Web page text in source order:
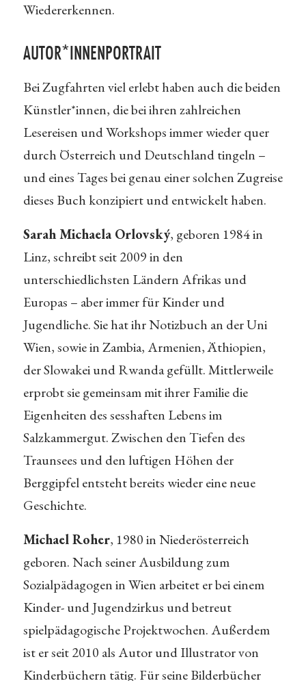
Wiedererkennen.
AUTOR*INNENPORTRAIT
Bei Zugfahrten viel erlebt haben auch die beiden
Künstler*innen, die bei ihren zahlreichen
Lesereisen und Workshops immer wieder quer
durch Österreich und Deutschland tingeln –
und eines Tages bei genau einer solchen Zugreise
dieses Buch konzipiert und entwickelt haben.
Sarah Michaela Orlovský, geboren 1984 in
Linz, schreibt seit 2009 in den
unterschiedlichsten Ländern Afrikas und
Europas – aber immer für Kinder und
Jugendliche. Sie hat ihr Notizbuch an der Uni
Wien, sowie in Zambia, Armenien, Äthiopien,
der Slowakei und Rwanda gefüllt. Mittlerweile
erprobt sie gemeinsam mit ihrer Familie die
Eigenheiten des sesshaften Lebens im
Salzkammergut. Zwischen den Tiefen des
Traunsees und den luftigen Höhen der
Berggipfel entsteht bereits wieder eine neue
Geschichte.
Michael Roher, 1980 in Niederösterreich
geboren. Nach seiner Ausbildung zum
Sozialpädagogen in Wien arbeitet er bei einem
Kinder- und Jugendzirkus und betreut
spielpädagogische Projektwochen. Außerdem
ist er seit 2010 als Autor und Illustrator von
Kinderbüchern tätig. Für seine Bilderbücher